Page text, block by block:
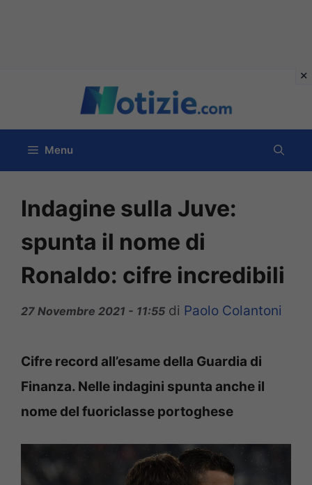
contenuto
Menu
Indagine sulla Juve:
spunta il nome di
Ronaldo: cifre incredibili
27 Novembre 2021 - 11:55 di Paolo Colantoni
Cifre record all’esame della Guardia di
Finanza. Nelle indagini spunta anche il
nome del fuoriclasse portoghese